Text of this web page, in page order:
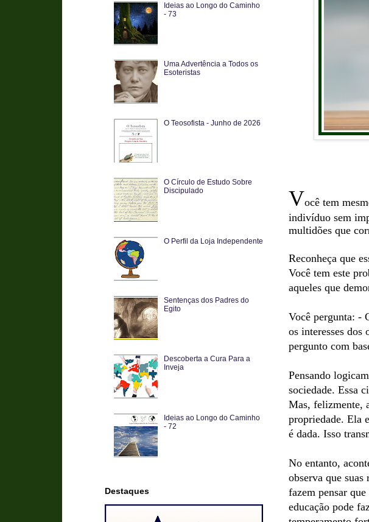
Você tem
indivíduo sem
multidões que
Reconheça que
Você tem este
aqueles que
Você pergunta: -
os interesses dos
pergunto com
Pensando
sociedade. Essa
Mas, felizmente,
propriedade. Ela
é dada. Isso
No entanto,
observa que
fazem pensar
educação pode
Ideias ao Longo do Caminho
- 73
Uma Advertência a Todos os
Esoteristas
O Teosofista - Junho de 2026
O Círculo de Estudo Sobre
Discipulado
O Perfil da Loja Independente
Sentenças dos Padres do
Egito
Descoberta a Cura Para a
Inveja
Ideias ao Longo do Caminho
- 72
Destaques